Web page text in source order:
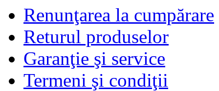
Renunţarea la cumpărare
Returul produselor
Garanţie şi service
Termeni şi condiţii